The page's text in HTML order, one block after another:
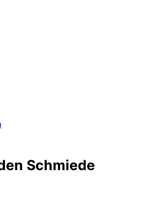
Schmiede